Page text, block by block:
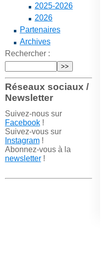
2025-2026
2026
Partenaires
Archives
Rechercher :
Réseaux sociaux /
Newsletter
Suivez-nous sur
Facebook!
Suivez-vous sur
Instagram!
Abonnez-vous à la
newsletter!